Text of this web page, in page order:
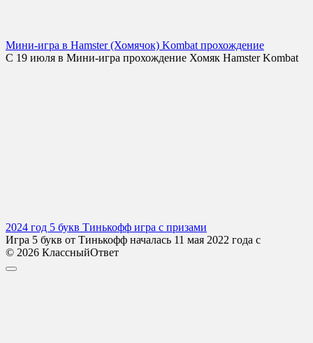
Мини-игра в Hamster (Хомячок) Kombat прохождение
С 19 июля в Мини-игра прохождение Хомяк Hamster Kombat
2024 год 5 букв Тинькофф игра с призами
Игра 5 букв от Тинькофф началась 11 мая 2022 года с
© 2026 КлассныйОтвет